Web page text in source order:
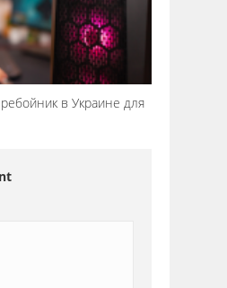
в Украине для